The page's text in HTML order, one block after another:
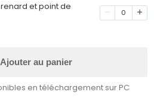
et point de
0
Ajouter au panier
en téléchargement sur PC